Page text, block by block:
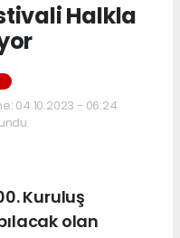
Halkla
04.10.2023 - 06:24
Kuruluş
olan